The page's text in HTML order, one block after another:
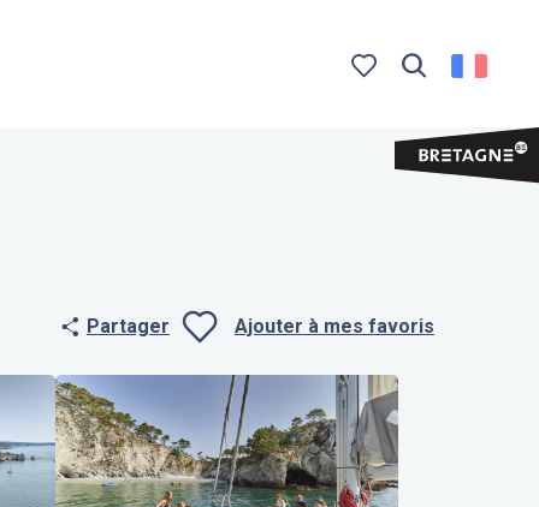
Partager
Ajouter aux
Ajouter à mes favoris